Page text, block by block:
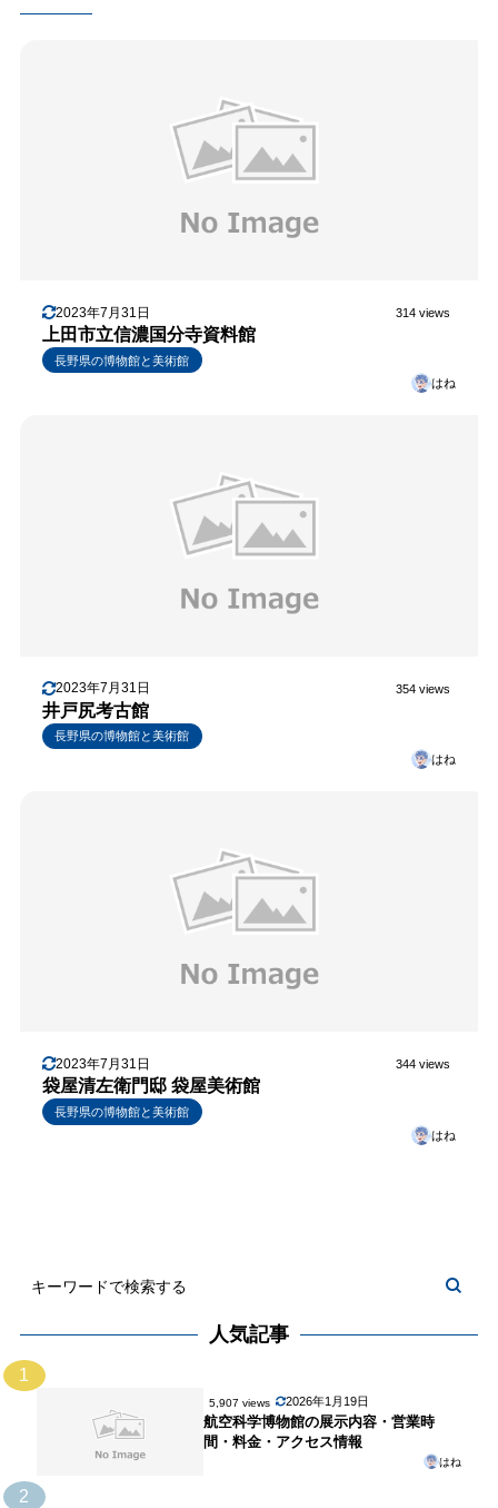
2023年7月31日 314 views
上田市立信濃国分寺資料館
長野県の博物館と美術館
はね
2023年7月31日 354 views
井戸尻考古館
長野県の博物館と美術館
はね
2023年7月31日 344 views
袋屋清左衛門邸 袋屋美術館
長野県の博物館と美術館
はね
人気記事
1
5,907 views 2026年1月19日
航空科学博物館の展示内容・営業時
間・料金・アクセス情報
はね
2